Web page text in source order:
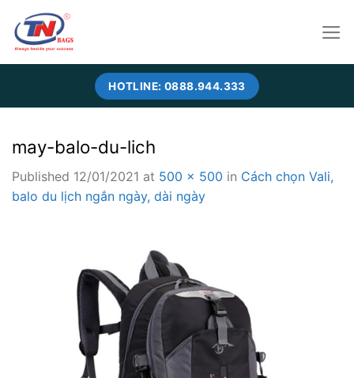
content
HOTLINE: 0888.944.333
may-balo-du-lich
Published 12/01/2021 at 500 × 500 in Cách chọn Vali,
balo du lịch ngắn ngày, dài ngày